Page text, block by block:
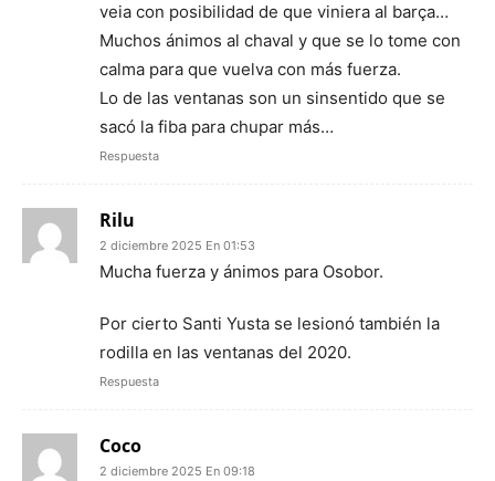
veia con posibilidad de que viniera al barça…
Muchos ánimos al chaval y que se lo tome con
calma para que vuelva con más fuerza.
Lo de las ventanas son un sinsentido que se
sacó la fiba para chupar más…
Respuesta
Rilu
2 diciembre 2025 En 01:53
Mucha fuerza y ánimos para Osobor.
Por cierto Santi Yusta se lesionó también la
rodilla en las ventanas del 2020.
Respuesta
Coco
2 diciembre 2025 En 09:18